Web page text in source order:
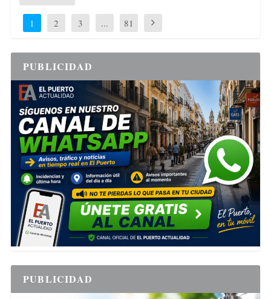
1 2 3 ... 81
PUBLICIDAD
PUBLICIDAD